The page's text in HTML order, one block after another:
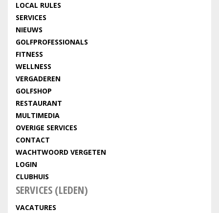
LOCAL RULES
SERVICES
NIEUWS
GOLFPROFESSIONALS
FITNESS
WELLNESS
VERGADEREN
GOLFSHOP
RESTAURANT
MULTIMEDIA
OVERIGE SERVICES
CONTACT
WACHTWOORD VERGETEN
LOGIN
CLUBHUIS
SERVICES (LEDEN)
VACATURES